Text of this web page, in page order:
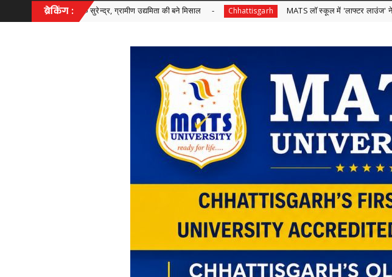
ब्रेकिंग :
के सुरेन्द्र, ग्रामीण उद्यमिता की बने मिसाल Chhattisgarh MATS लॉ स्कूल में 'लाफ्टर लाउंज' ने बिखेरी हंसी,